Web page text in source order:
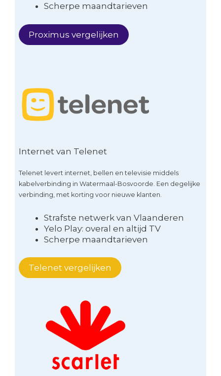
Scherpe maandtarieven
Proximus vergelijken
Internet van Telenet
Telenet levert internet, bellen en televisie middels
kabelverbinding in Watermaal-Bosvoorde. Een degelijke
verbinding, met korting voor nieuwe klanten.
Strafste netwerk van Vlaanderen
Yelo Play: overal en altijd TV
Scherpe maandtarieven
Telenet vergelijken